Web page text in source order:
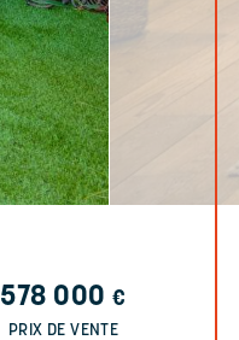
578 000€
PRIX DE VENTE